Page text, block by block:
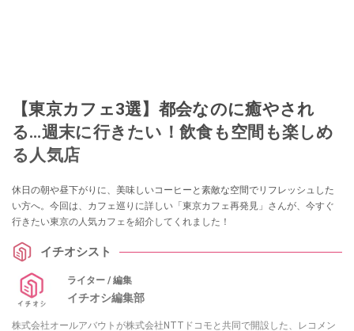
【東京カフェ3選】都会なのに癒やされ
る…週末に行きたい！飲食も空間も楽しめ
る人気店
休日の朝や昼下がりに、美味しいコーヒーと素敵な空間でリフレッシュした
い方へ。今回は、カフェ巡りに詳しい「東京カフェ再発見」さんが、今すぐ
行きたい東京の人気カフェを紹介してくれました！
イチオシスト
ライター / 編集
イチオシ編集部
株式会社オールアバウトが株式会社NTTドコモと共同で開設した、レコメン